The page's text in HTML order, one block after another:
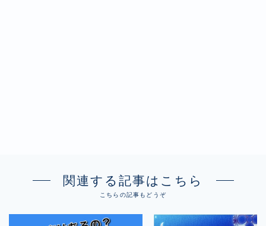
関連する記事はこちら
こちらの記事もどうぞ